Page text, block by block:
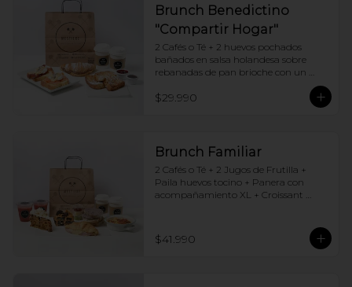
Brunch Benedictino
"Compartir Hogar"
2 Cafés o Té + 2 huevos pochados
bañados en salsa holandesa sobre
rebanadas de pan brioche con un
ingrediente de tu elección + Tostadas
francesas + Croissant de tu elección
$29.990
Brunch Familiar
2 Cafés o Té + 2 Jugos de Frutilla +
Paila huevos tocino + Panera con
acompañamiento XL + Croissant
$41.990